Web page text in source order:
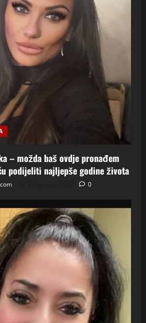
– možda baš ovdje pronađem
podijeliti najljepše godine života
0